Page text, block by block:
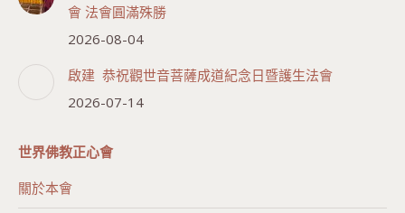
會 法會圓滿殊勝
2026-08-04
啟建 恭祝觀世音菩薩成道紀念日暨護生法會
2026-07-14
世界佛教正心會
關於本會